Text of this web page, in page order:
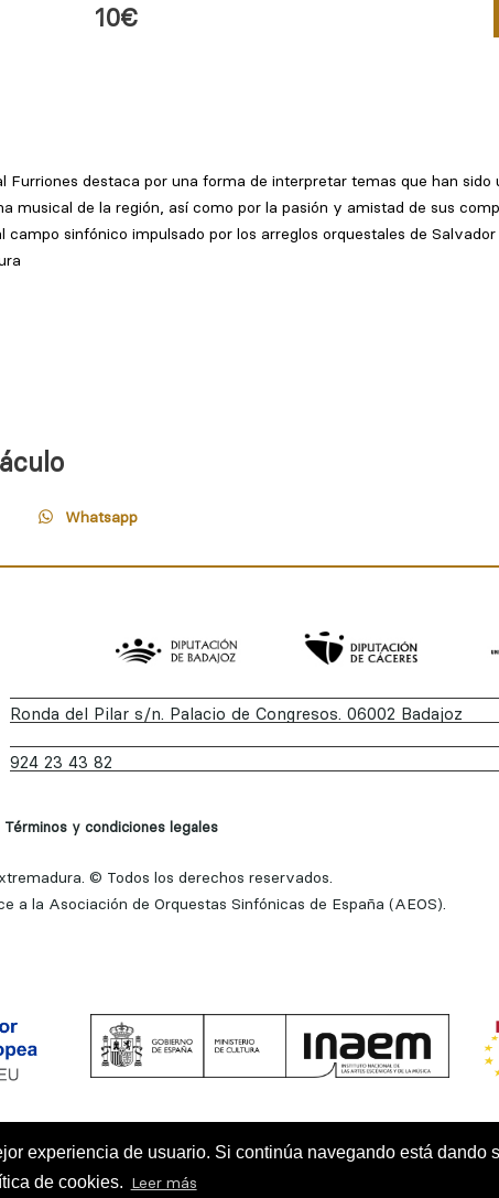
experiencia de usuario. Si continúa navegando está dando
de cookies. Leer más
10€
Whatsapp
Ronda del Pilar s/n. Palacio de Congresos. 06002 Badajoz
924 23 43 82
Términos y condiciones legales
© Todos los derechos reservados.
a la Asociación de Orquestas Sinfónicas de España (AEOS).